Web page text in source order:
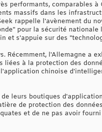
performants, comparables à
massifs dans les
rappelle l'avènement du
pour la sécurité nationale
et s'appuie sur des
Récemment, l'Allemagne a
à la protection des
chinoise
leurs boutiques
de protection des
et de ne pas avoir